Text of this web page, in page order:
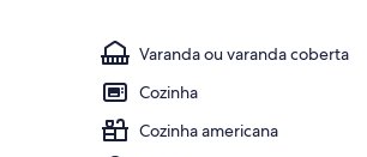
Varanda ou varanda coberta
Cozinha
Cozinha americana